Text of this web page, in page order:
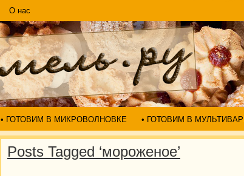
О нас
• ГОТОВИМ В МИКРОВОЛНОВКЕ • ГОТОВИМ В
Posts Tagged ‘мороженое’